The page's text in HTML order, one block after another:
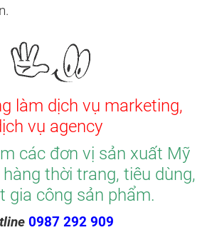
làm dịch vụ marketing,
vụ agency
các đơn vị sản xuất Mỹ
hàng thời trang, tiêu dùng,
gia công sản phẩm.
0987 292 909